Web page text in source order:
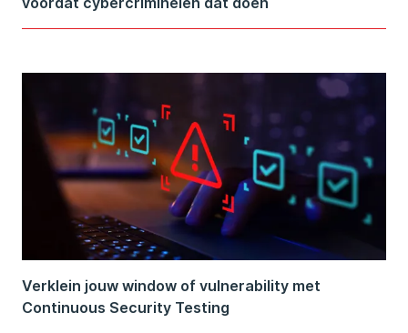
Verklein jouw window of vulnerability met
Continuous Security Testing